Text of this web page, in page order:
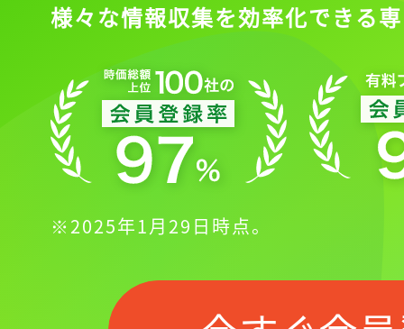
様々な情報収集を効率化できる
※2025年1月29日時点。